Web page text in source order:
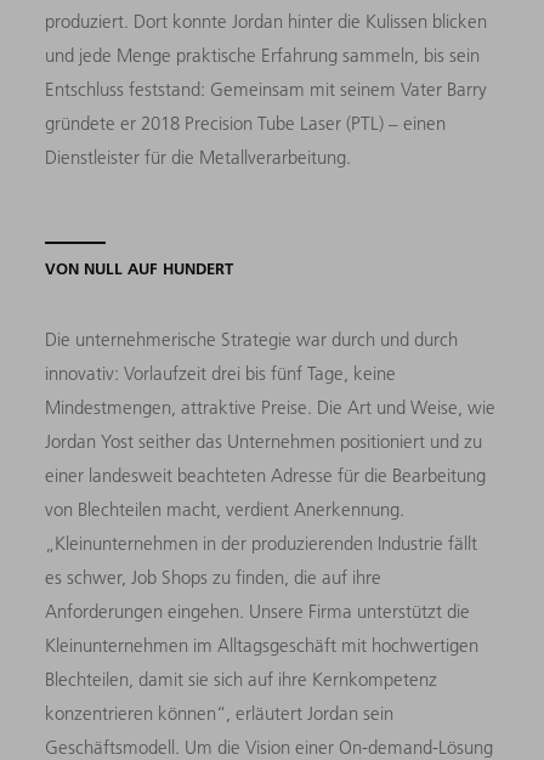
produziert. Dort konnte Jordan hinter die Kulissen blicken
und jede Menge praktische Erfahrung sammeln, bis sein
Entschluss feststand: Gemeinsam mit seinem Vater Barry
gründete er 2018 Precision Tube Laser (PTL) – einen
Dienstleister für die Metallverarbeitung.
VON NULL AUF HUNDERT
Die unternehmerische Strategie war durch und durch
innovativ: Vorlaufzeit drei bis fünf Tage, keine
Mindestmengen, attraktive Preise. Die Art und Weise, wie
Jordan Yost seither das Unternehmen positioniert und zu
einer landesweit beachteten Adresse für die Bearbeitung
von Blechteilen macht, verdient Anerkennung.
„Kleinunternehmen in der produzierenden Industrie fällt
es schwer, Job Shops zu finden, die auf ihre
Anforderungen eingehen. Unsere Firma unterstützt die
Kleinunternehmen im Alltagsgeschäft mit hochwertigen
Blech­teilen, damit sie sich auf ihre Kernkompetenz
konzentrieren können“, erläutert Jordan sein
Geschäftsmodell. Um die Vision einer On-demand-Lösung